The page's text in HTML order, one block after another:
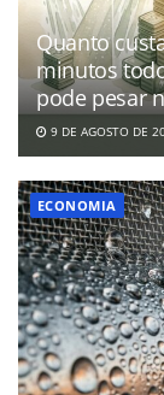
Quanto
minutos
pode pesar
9 DE AGOSTO DE
ECONOMIA